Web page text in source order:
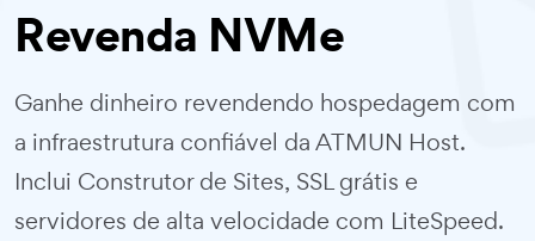
Revenda NVMe
Ganhe dinheiro revendendo hospedagem com
a infraestrutura confiável da ATMUN Host.
Inclui Construtor de Sites, SSL grátis e
servidores de alta velocidade com LiteSpeed.